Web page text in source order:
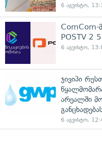
6 აგვისტო,
ComCom-
POSTV 2
6 აგვისტო,
ჯივიპი
არეალში
6 აგვისტო,